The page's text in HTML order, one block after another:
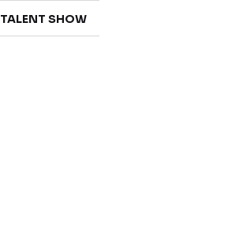
TALENT SHOW